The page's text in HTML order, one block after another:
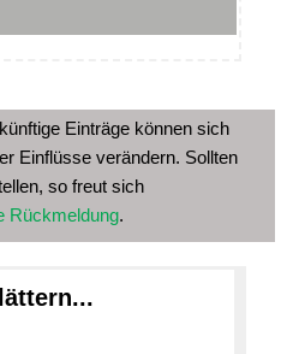
Einträge können sich
Einflüsse verändern. Sollten
so freut sich
Rückmeldung.